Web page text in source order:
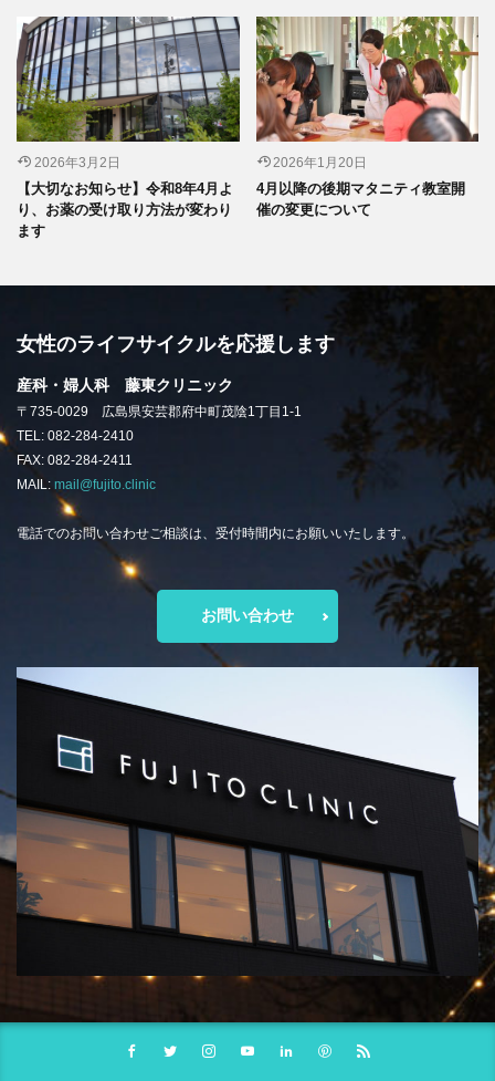
2026年3月2日
【大切なお知らせ】令和8年4月よ
り、お薬の受け取り方法が変わり
ます
2026年1月20日
4月以降の後期マタニティ教室開
催の変更について
女性のライフサイクルを応援します
産科・婦人科 藤東クリニック
〒735-0029 広島県安芸郡府中町茂陰1丁目1-1
TEL: 082-284-2410
FAX: 082-284-2411
MAIL: mail@fujito.clinic
電話でのお問い合わせご相談は、受付時間内にお願いいたします。
お問い合わせ